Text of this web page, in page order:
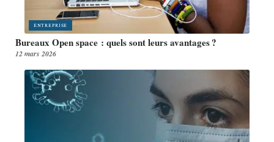
ENTREPRISE
Bureaux Open space : quels sont leurs avantages ?
12 mars 2026